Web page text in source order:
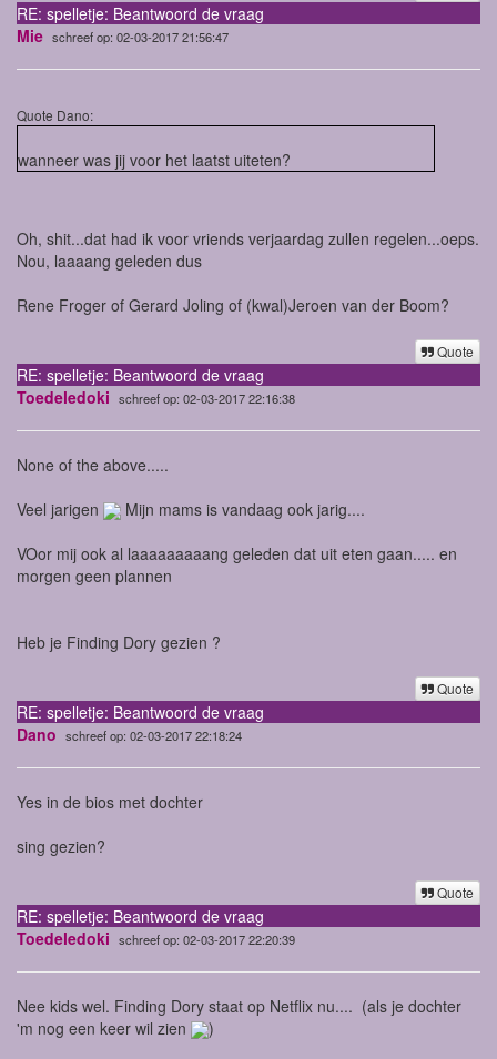
RE: spelletje: Beantwoord de vraag
Mie schreef op: 02-03-2017 21:56:47
Quote Dano:
wanneer was jij voor het laatst uiteten?
Oh, shit...dat had ik voor vriends verjaardag zullen regelen...oeps.
Nou, laaaang geleden dus
Rene Froger of Gerard Joling of (kwal)Jeroen van der Boom?
Quote
RE: spelletje: Beantwoord de vraag
Toedeledoki schreef op: 02-03-2017 22:16:38
None of the above.....
Veel jarigen
Mijn mams is vandaag ook jarig....
VOor mij ook al laaaaaaaaang geleden dat uit eten gaan..... en
morgen geen plannen
Heb je Finding Dory gezien ?
Quote
RE: spelletje: Beantwoord de vraag
Dano schreef op: 02-03-2017 22:18:24
Yes in de bios met dochter
sing gezien?
Quote
RE: spelletje: Beantwoord de vraag
Toedeledoki schreef op: 02-03-2017 22:20:39
Nee kids wel. Finding Dory staat op Netflix nu.... (als je dochter
'm nog een keer wil zien
)